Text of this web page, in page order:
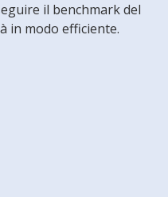
il benchmark del
in modo efficiente.